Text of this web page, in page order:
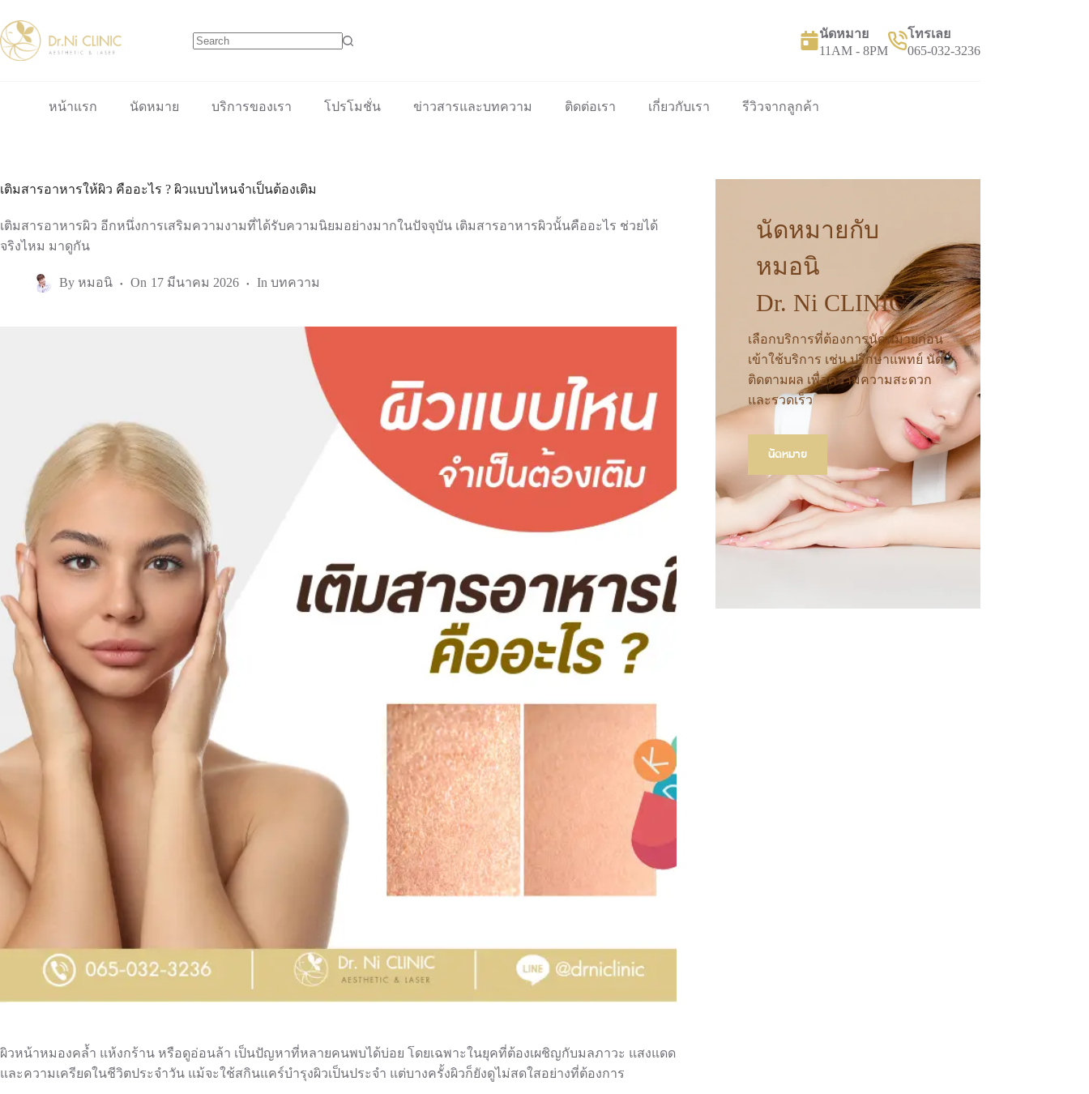
to
content
นัดหมาย
11AM - 8PM
โทรเลย
065-032-3236
หน้าแรก นัดหมาย บริการของเรา โปรโมชั่น ข่าวสารและบทความ ติดต่อเรา เกี่ยวกับเรา รีวิวจากลูกค้า
เติมสารอาหารให้ผิว คืออะไร ? ผิวแบบไหนจำเป็นต้องเติม
เติมสารอาหารผิว อีกหนึ่งการเสริมความงามที่ได้รับความนิยมอย่างมากในปัจจุบัน เติมสารอาหารผิวนั้นคืออะไร ช่วยได้
จริงไหม มาดูกัน
By หมอนิ On 17 มีนาคม 2026 In บทความ
ผิวหน้าหมองคล้ำ แห้งกร้าน หรือดูอ่อนล้า เป็นปัญหาที่หลายคนพบได้บ่อย โดยเฉพาะในยุคที่ต้องเผชิญกับมลภาวะ แสงแดด
และความเครียดในชีวิตประจำวัน แม้จะใช้สกินแคร์บำรุงผิวเป็นประจำ แต่บางครั้งผิวก็ยังดูไม่สดใสอย่างที่ต้องการ
นัดหมายกับ
หมอนิ
Dr. Ni CLINIC
เลือกบริการที่ต้องการนัดหมายก่อน
เข้าใช้บริการ เช่น ปรึกษาแพทย์ นัด
ติดตามผล เพื่อความความสะดวก
และรวดเร็ว
นัดหมาย